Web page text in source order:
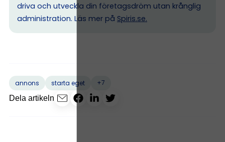
driva och utveckla din företagsdröm utan krånglig
administration. Läs mer på Spiris.se.
annons starta eget
+7
Dela artikeln